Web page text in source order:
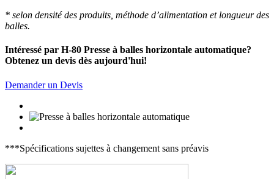
* selon densité des produits, méthode d’alimentation et longueur des
balles.
Intéressé par H-80 Presse à balles horizontale automatique?
Obtenez un devis dès aujourd'hui!
Demander un Devis
***Spécifications sujettes à changement sans préavis